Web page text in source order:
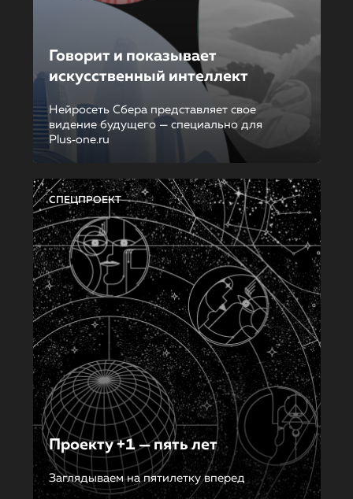
Говорит и показывает
искусственный интеллект
Нейросеть Сбера представляет свое
видение будущего — специально для
Plus‑one.ru
СПЕЦПРОЕКТ
Проекту +1 — пять лет
Заглядываем на пятилетку вперед